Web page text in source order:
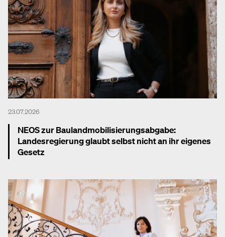
23.07.2026
NEOS zur Baulandmobilisierungsabgabe:
Landesregierung glaubt selbst nicht an ihr eigenes
Gesetz